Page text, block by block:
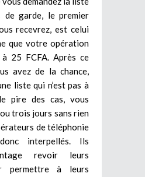
de garde, le premier
recevrez, est celui
que votre opération
25 FCFA. Après ce
avez de la chance,
liste qui n’est pas à
pire des cas, vous
trois jours sans rien
de téléphonie
interpellés. Ils
revoir leurs
permettre à leurs